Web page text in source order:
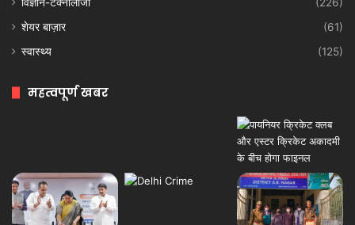
शेयर बाज़ार
(61)
स्वास्थ्य
(125)
महत्वपूर्ण खबर